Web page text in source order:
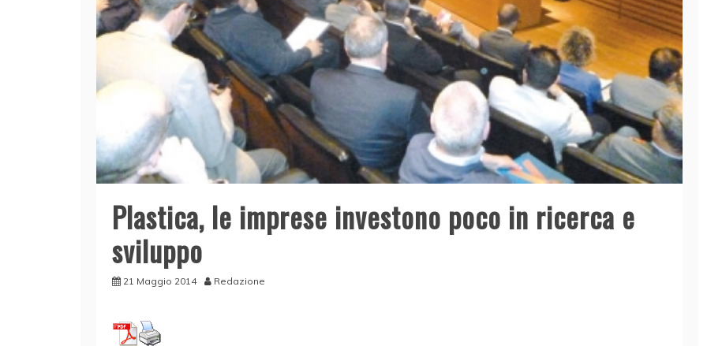
Plastica, le imprese investono poco in ricerca e
sviluppo
21 Maggio 2014 Redazione